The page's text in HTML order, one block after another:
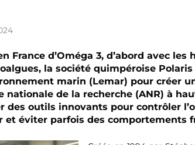
d’Oméga 3, d’abord avec les
la société quimpéroise Polaris
marin (Lemar) pour créer
nationale de la recherche (ANR) à
des outils innovants pour contrôler
et éviter parfois des comportements